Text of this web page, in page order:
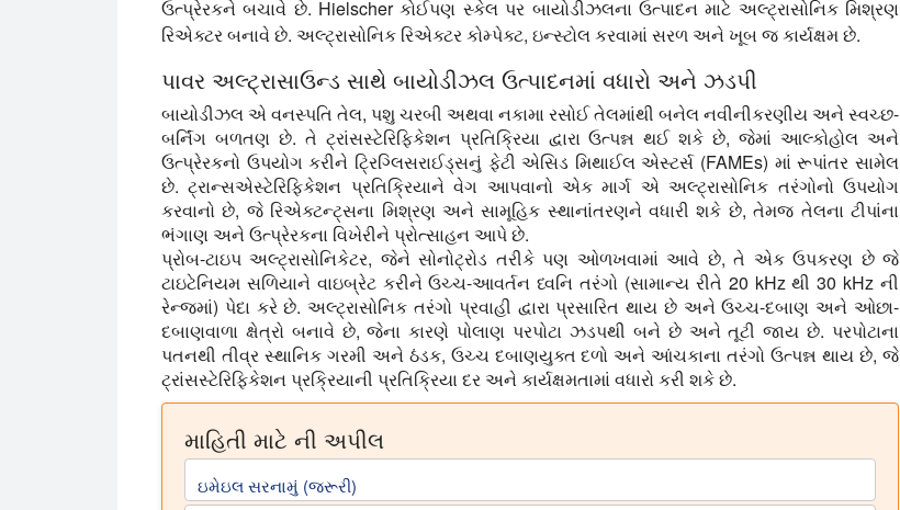
ઉત્પ્રેરકને બચાવે છે. Hielscher કોઈપણ સ્કેલ પર બાયોડીઝલના ઉત્પાદન માટે અલ્ટ્રાસોનિક મિશ્રણ
રિએક્ટર બનાવે છે. અલ્ટ્રાસોનિક રિએક્ટર કોમ્પેક્ટ, ઇન્સ્ટોલ કરવામાં સરળ અને ખૂબ જ કાર્યક્ષમ છે.
પાવર અલ્ટ્રાસાઉન્ડ સાથે બાયોડીઝલ ઉત્પાદનમાં વધારો અને ઝડપી
બાયોડીઝલ એ વનસ્પતિ તેલ, પશુ ચરબી અથવા નકામા રસોઈ તેલમાંથી બનેલ નવીનીકરણીય અને સ્વચ્છ-
બર્નિંગ બળતણ છે. તે ટ્રાંસસ્ટેરિફિકેશન પ્રતિક્રિયા દ્વારા ઉત્પન્ન થઈ શકે છે, જેમાં આલ્કોહોલ અને
ઉત્પ્રેરકનો ઉપયોગ કરીને ટ્રિગ્લિસરાઈડ્સનું ફેટી એસિડ મિથાઈલ એસ્ટર્સ (FAMEs) માં રૂપાંતર સામેલ
છે. ટ્રાન્સએસ્ટેરિફિકેશન પ્રતિક્રિયાને વેગ આપવાનો એક માર્ગ એ અલ્ટ્રાસોનિક તરંગોનો ઉપયોગ
કરવાનો છે, જે રિએક્ટન્ટ્સના મિશ્રણ અને સામૂહિક સ્થાનાંતરણને વધારી શકે છે, તેમજ તેલના ટીપાંના
ભંગાણ અને ઉત્પ્રેરકના વિખેરીને પ્રોત્સાહન આપે છે.
પ્રોબ-ટાઇપ અલ્ટ્રાસોનિકેટર, જેને સોનોટ્રોડ તરીકે પણ ઓળખવામાં આવે છે, તે એક ઉપકરણ છે જે
ટાઇટેનિયમ સળિયાને વાઇબ્રેટ કરીને ઉચ્ચ-આવર્તન ધ્વનિ તરંગો (સામાન્ય રીતે 20 kHz થી 30 kHz ની
રેન્જમાં) પેદા કરે છે. અલ્ટ્રાસોનિક તરંગો પ્રવાહી દ્વારા પ્રસારિત થાય છે અને ઉચ્ચ-દબાણ અને ઓછા-
દબાણવાળા ક્ષેત્રો બનાવે છે, જેના કારણે પોલાણ પરપોટા ઝડપથી બને છે અને તૂટી જાય છે. પરપોટાના
પતનથી તીવ્ર સ્થાનિક ગરમી અને ઠંડક, ઉચ્ચ દબાણયુક્ત દળો અને આંચકાના તરંગો ઉત્પન્ન થાય છે, જે
ટ્રાંસસ્ટેરિફિકેશન પ્રક્રિયાની પ્રતિક્રિયા દર અને કાર્યક્ષમતામાં વધારો કરી શકે છે.
માહિતી માટે ની અપીલ
ઇમેઇલ સરનામું (જરૂરી)